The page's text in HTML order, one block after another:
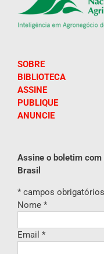
SOBRE
BIBLIOTECA
ASSINE
PUBLIQUE
ANUNCIE
Assine o boletim
Brasil
* campos obrigatórios
Nome *
Email *